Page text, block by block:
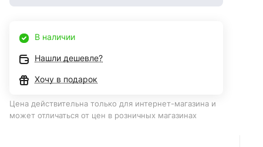
В наличии
Нашли дешевле?
Хочу в подарок
Цена действительна только для интернет-магазина и
может отличаться от цен в розничных магазинах